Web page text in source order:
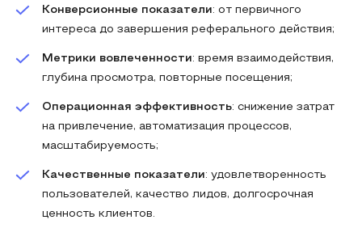
Конверсионные показатели: от первичного
интереса до завершения реферального действия;
Метрики вовлеченности: время взаимодействия,
глубина просмотра, повторные посещения;
Операционная эффективность: снижение затрат
на привлечение, автоматизация процессов,
масштабируемость;
Качественные показатели: удовлетворенность
пользователей, качество лидов, долгосрочная
ценность клиентов.